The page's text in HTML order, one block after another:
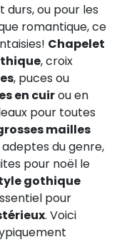
durs, ou pour les
romantique, ce
Chapelet
, croix
, puces ou
en cuirou en
pour toutes
mailles
du genre,
pour noël le
gothique
pour
. Voici